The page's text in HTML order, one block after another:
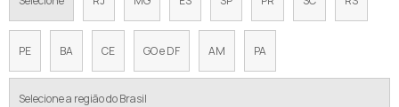
PE BA CE GO e DF AM PA
Selecione a região do Brasil